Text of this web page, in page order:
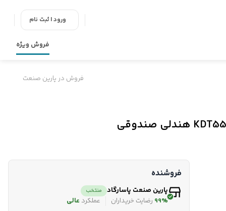
ورود | ثبت نام
فروش ویژه
فروش در پارین صنعت
فروشنده
پارین صنعت پاسارگاد منتخب
99% رضایت خریداران عملکرد عالی